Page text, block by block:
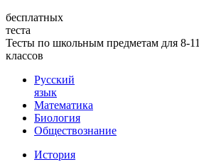
бесплатных
теста
Тесты по школьным предметам для 8-11
классов
Русский
язык
Математика
Биология
Обществознание
История